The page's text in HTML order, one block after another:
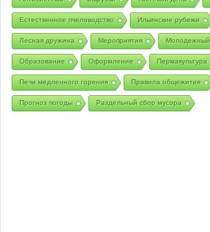
Естественное пчеловодство Ильинские рубежи
Лесная дружина Мероприятия Молодежный
Образование Оформление Пермакультура
Печи медленного горения Правила общежития
Прогноз погоды Раздельный сбор мусора